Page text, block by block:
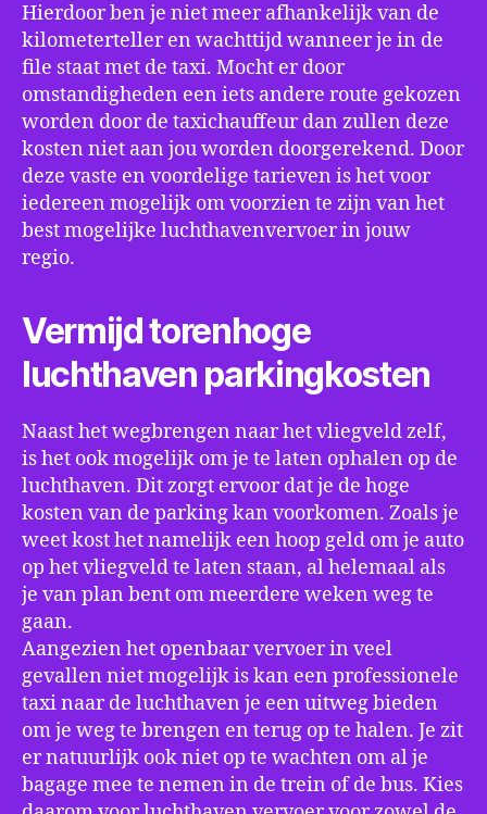
Hierdoor ben je niet meer afhankelijk van de
kilometerteller en wachttijd wanneer je in de
file staat met de taxi. Mocht er door
omstandigheden een iets andere route gekozen
worden door de taxichauffeur dan zullen deze
kosten niet aan jou worden doorgerekend. Door
deze vaste en voordelige tarieven is het voor
iedereen mogelijk om voorzien te zijn van het
best mogelijke luchthavenvervoer in jouw
regio.
Vermijd torenhoge
luchthaven parkingkosten
Naast het wegbrengen naar het vliegveld zelf,
is het ook mogelijk om je te laten ophalen op de
luchthaven. Dit zorgt ervoor dat je de hoge
kosten van de parking kan voorkomen. Zoals je
weet kost het namelijk een hoop geld om je auto
op het vliegveld te laten staan, al helemaal als
je van plan bent om meerdere weken weg te
gaan.
Aangezien het openbaar vervoer in veel
gevallen niet mogelijk is kan een professionele
taxi naar de luchthaven je een uitweg bieden
om je weg te brengen en terug op te halen. Je zit
er natuurlijk ook niet op te wachten om al je
bagage mee te nemen in de trein of de bus. Kies